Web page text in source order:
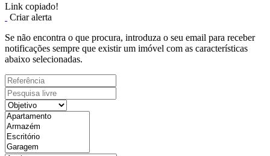
Link copiado!
Criar alerta
Se não encontra o que procura, introduza o seu email para receber
notificações sempre que existir um imóvel com as características
abaixo selecionadas.